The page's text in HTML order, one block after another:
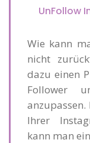
UnFollow
Wie kann
nicht
dazu einen
Follower
anzupassen.
Ihrer
kann man